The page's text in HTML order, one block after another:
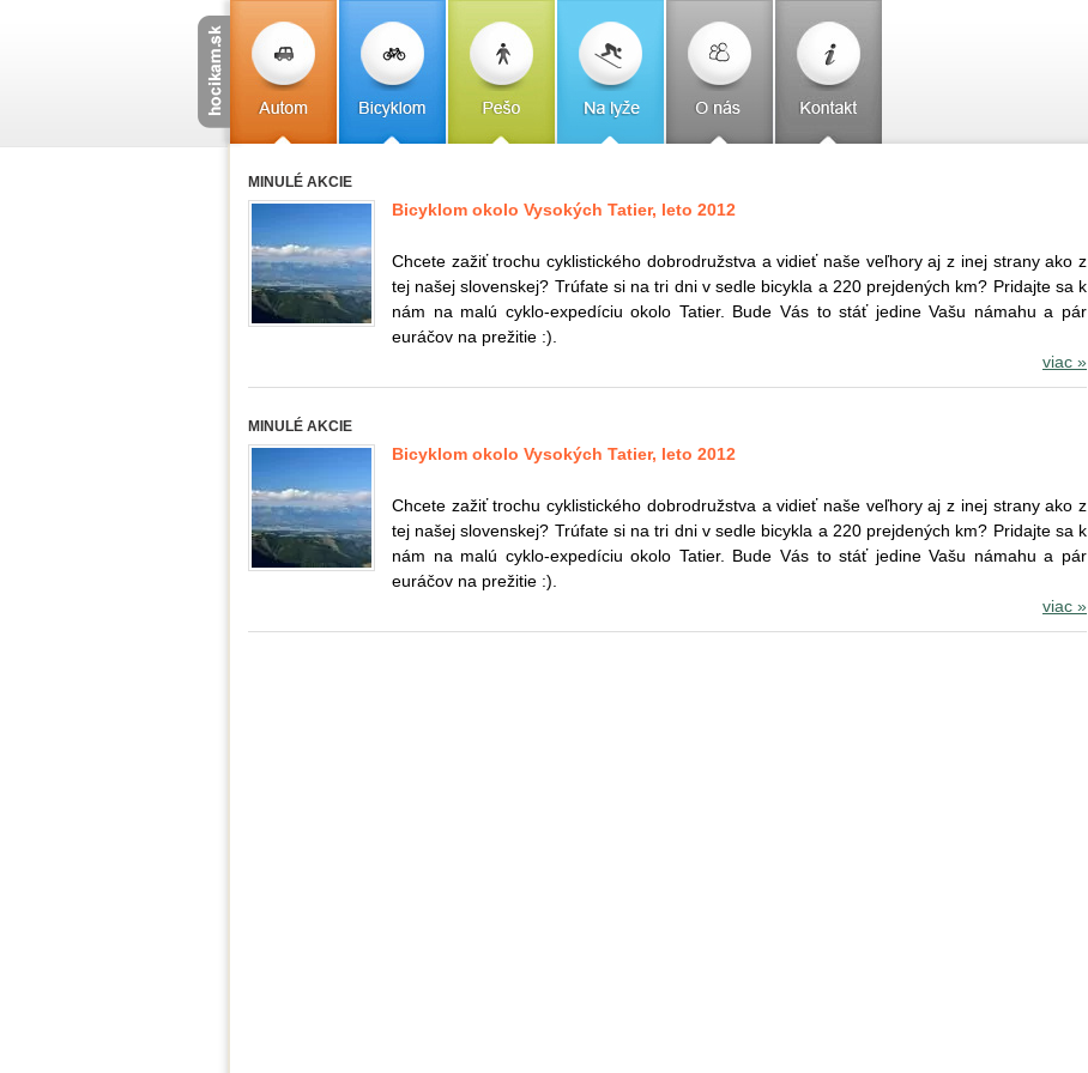
MINULÉ AKCIE
Bicyklom okolo Vysokých Tatier, leto 2012
Chcete zažiť trochu cyklistického dobrodružstva a vidieť naše veľhory aj z inej strany ako z
tej našej slovenskej? Trúfate si na tri dni v sedle bicykla a 220 prejdených km? Pridajte sa k
nám na malú cyklo-expedíciu okolo Tatier. Bude Vás to stáť jedine Vašu námahu a pár
euráčov na prežitie :).
viac »
MINULÉ AKCIE
Bicyklom okolo Vysokých Tatier, leto 2012
Chcete zažiť trochu cyklistického dobrodružstva a vidieť naše veľhory aj z inej strany ako z
tej našej slovenskej? Trúfate si na tri dni v sedle bicykla a 220 prejdených km? Pridajte sa k
nám na malú cyklo-expedíciu okolo Tatier. Bude Vás to stáť jedine Vašu námahu a pár
euráčov na prežitie :).
viac »